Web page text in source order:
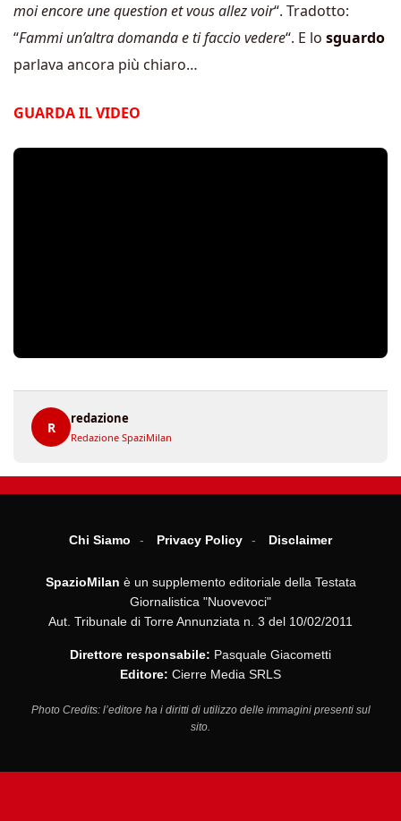
moi encore une question et vous allez voir“. Tradotto:
“Fammi un’altra domanda e ti faccio vedere“. E lo sguardo
parlava ancora più chiaro…
GUARDA IL VIDEO
R
redazione
Redazione SpaziMilan
Chi Siamo Privacy Policy Disclaimer
SpazioMilan è un supplemento editoriale della Testata
Giornalistica "Nuovevoci"
Aut. Tribunale di Torre Annunziata n. 3 del 10/02/2011
Direttore responsabile: Pasquale Giacometti
Editore: Cierre Media SRLS
Photo Credits: l’editore ha i diritti di utilizzo delle immagini presenti sul
sito.